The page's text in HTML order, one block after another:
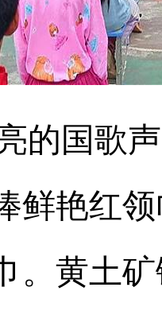
的国歌
鲜艳红
。黄土